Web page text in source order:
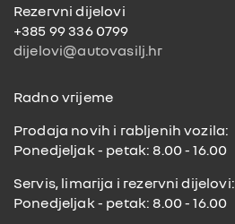
Rezervni dijelovi
+385 99 336 0799
dijelovi@autovasilj.hr
Radno vrijeme
Prodaja novih i rabljenih vozila:
Ponedjeljak - petak: 8.00 - 16.00
Servis, limarija i rezervni dijelovi:
Ponedjeljak - petak: 8.00 - 16.00